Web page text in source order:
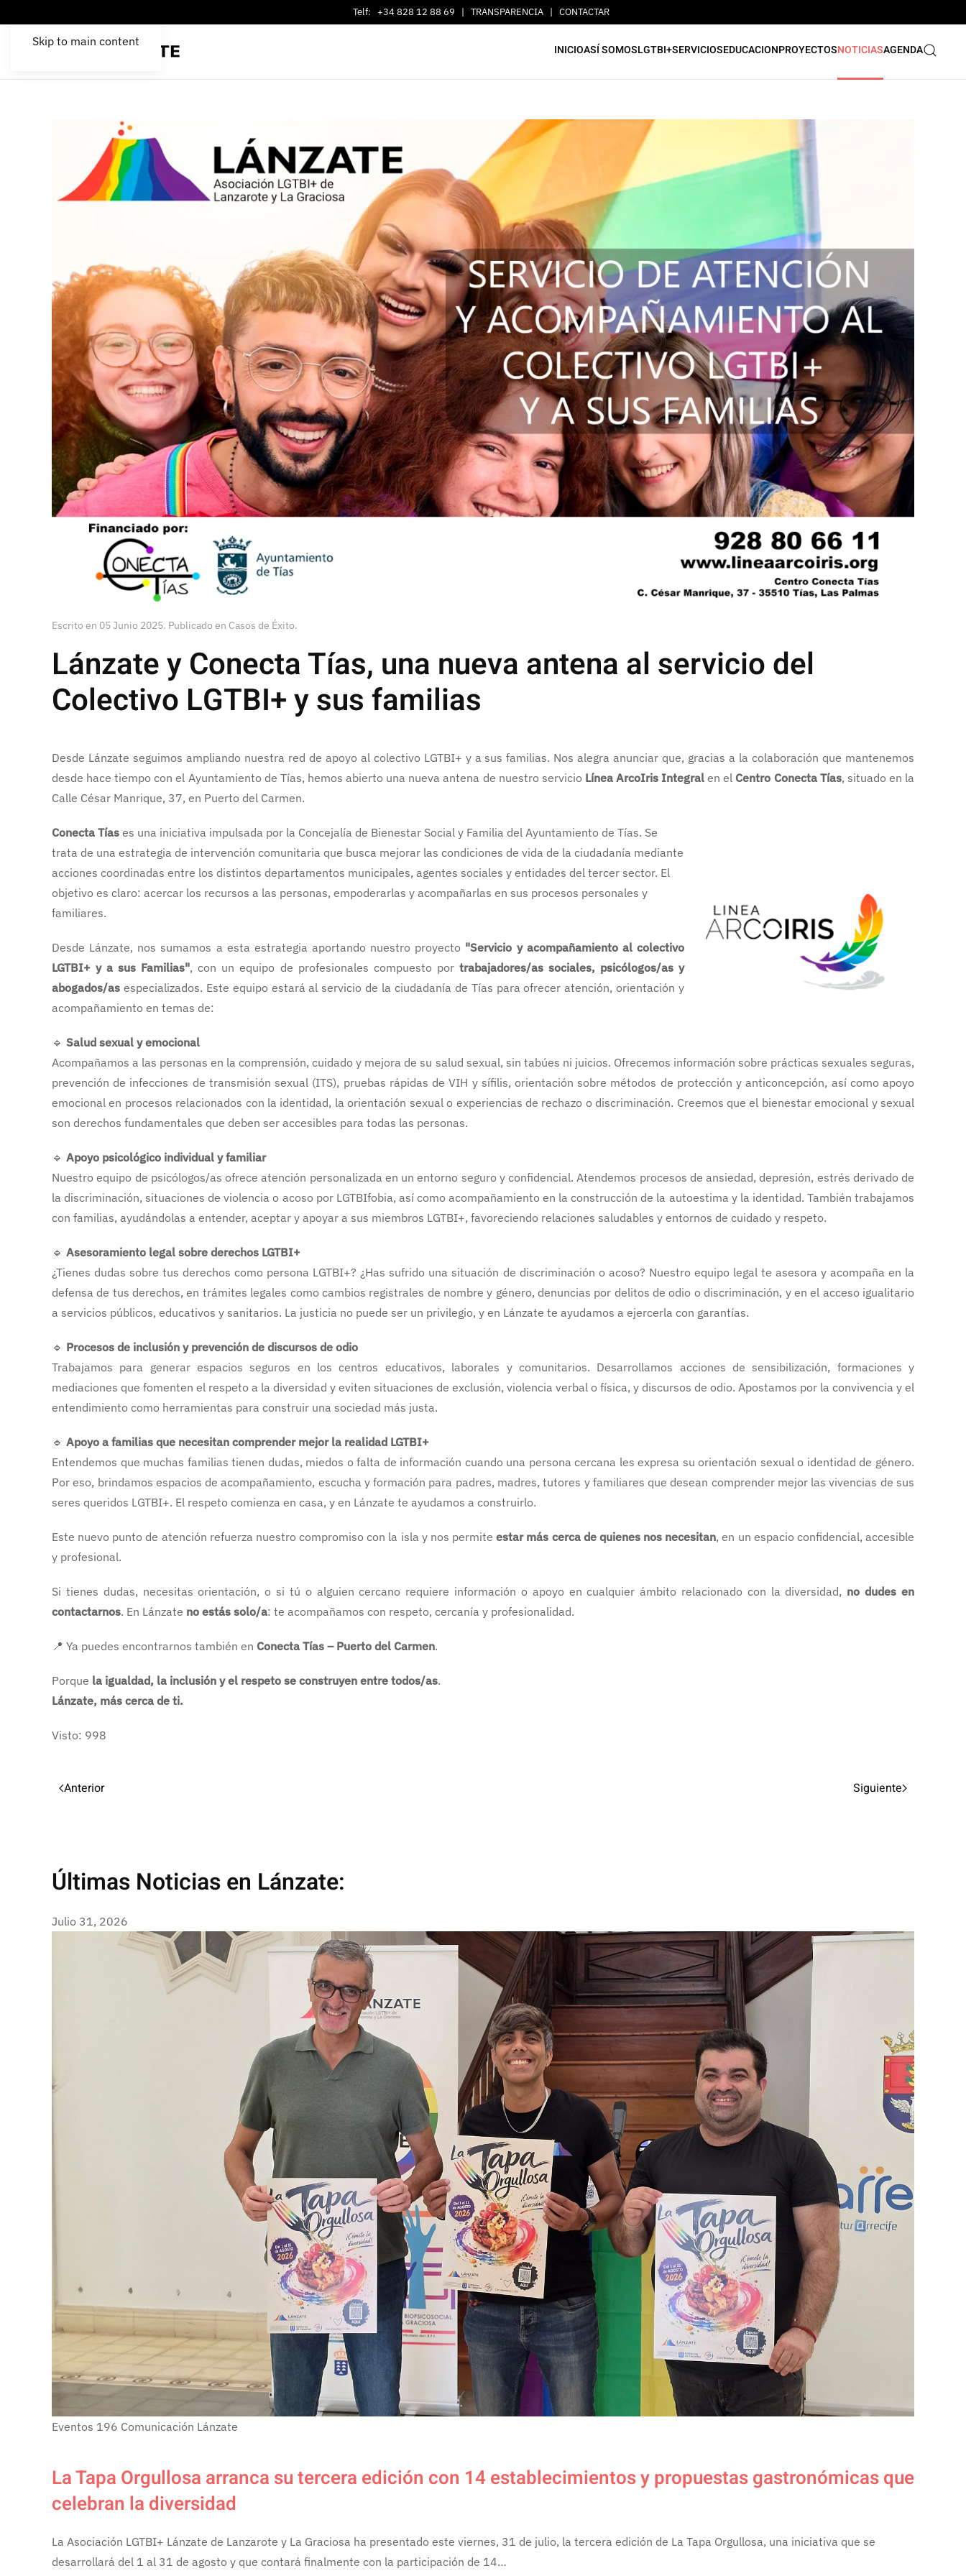
Telf: +34 828 12 88 69 | TRANSPARENCIA | CONTACTAR
Skip to main content
INICIOASÍ SOMOSLGTBI+SERVICIOSEDUCACIONPROYECTOSNOTICIASAGENDA
Escrito en 05 Junio 2025. Publicado en Casos de Éxito.
Lánzate y Conecta Tías, una nueva antena al servicio del
Colectivo LGTBI+ y sus familias
Desde Lánzate seguimos ampliando nuestra red de apoyo al colectivo LGTBI+ y a sus familias. Nos alegra anunciar que, gracias a la colaboración que mantenemos
desde hace tiempo con el Ayuntamiento de Tías, hemos abierto una nueva antena de nuestro servicio Línea ArcoIris Integral en el Centro Conecta Tías, situado en la
Calle César Manrique, 37, en Puerto del Carmen.
Conecta Tías es una iniciativa impulsada por la Concejalía de Bienestar Social y Familia del Ayuntamiento de Tías. Se
trata de una estrategia de intervención comunitaria que busca mejorar las condiciones de vida de la ciudadanía mediante
acciones coordinadas entre los distintos departamentos municipales, agentes sociales y entidades del tercer sector. El
objetivo es claro: acercar los recursos a las personas, empoderarlas y acompañarlas en sus procesos personales y
familiares.
Desde Lánzate, nos sumamos a esta estrategia aportando nuestro proyecto "Servicio y acompañamiento al colectivo
LGTBI+ y a sus Familias", con un equipo de profesionales compuesto por trabajadores/as sociales, psicólogos/as y
abogados/as especializados. Este equipo estará al servicio de la ciudadanía de Tías para ofrecer atención, orientación y
acompañamiento en temas de:
🔹 Salud sexual y emocional
Acompañamos a las personas en la comprensión, cuidado y mejora de su salud sexual, sin tabúes ni juicios. Ofrecemos información sobre prácticas sexuales seguras,
prevención de infecciones de transmisión sexual (ITS), pruebas rápidas de VIH y sífilis, orientación sobre métodos de protección y anticoncepción, así como apoyo
emocional en procesos relacionados con la identidad, la orientación sexual o experiencias de rechazo o discriminación. Creemos que el bienestar emocional y sexual
son derechos fundamentales que deben ser accesibles para todas las personas.
🔹 Apoyo psicológico individual y familiar
Nuestro equipo de psicólogos/as ofrece atención personalizada en un entorno seguro y confidencial. Atendemos procesos de ansiedad, depresión, estrés derivado de
la discriminación, situaciones de violencia o acoso por LGTBIfobia, así como acompañamiento en la construcción de la autoestima y la identidad. También trabajamos
con familias, ayudándolas a entender, aceptar y apoyar a sus miembros LGTBI+, favoreciendo relaciones saludables y entornos de cuidado y respeto.
🔹 Asesoramiento legal sobre derechos LGTBI+
¿Tienes dudas sobre tus derechos como persona LGTBI+? ¿Has sufrido una situación de discriminación o acoso? Nuestro equipo legal te asesora y acompaña en la
defensa de tus derechos, en trámites legales como cambios registrales de nombre y género, denuncias por delitos de odio o discriminación, y en el acceso igualitario
a servicios públicos, educativos y sanitarios. La justicia no puede ser un privilegio, y en Lánzate te ayudamos a ejercerla con garantías.
🔹 Procesos de inclusión y prevención de discursos de odio
Trabajamos para generar espacios seguros en los centros educativos, laborales y comunitarios. Desarrollamos acciones de sensibilización, formaciones y
mediaciones que fomenten el respeto a la diversidad y eviten situaciones de exclusión, violencia verbal o física, y discursos de odio. Apostamos por la convivencia y el
entendimiento como herramientas para construir una sociedad más justa.
🔹 Apoyo a familias que necesitan comprender mejor la realidad LGTBI+
Entendemos que muchas familias tienen dudas, miedos o falta de información cuando una persona cercana les expresa su orientación sexual o identidad de género.
Por eso, brindamos espacios de acompañamiento, escucha y formación para padres, madres, tutores y familiares que desean comprender mejor las vivencias de sus
seres queridos LGTBI+. El respeto comienza en casa, y en Lánzate te ayudamos a construirlo.
Este nuevo punto de atención refuerza nuestro compromiso con la isla y nos permiteestar más cerca de quienes nos necesitan, en un espacio confidencial, accesible
y profesional.
Si tienes dudas, necesitas orientación, o si tú o alguien cercano requiere información o apoyo en cualquier ámbito relacionado con la diversidad, no dudes en
contactarnos. En Lánzate no estás solo/a: te acompañamos con respeto, cercanía y profesionalidad.
📍 Ya puedes encontrarnos también en Conecta Tías – Puerto del Carmen.
Porque la igualdad, la inclusión y el respeto se construyen entre todos/as.
Lánzate, más cerca de ti.
Visto: 998
Anterior Siguiente
Últimas Noticias en Lánzate:
Julio 31, 2026
Eventos 196 Comunicación Lánzate
La Tapa Orgullosa arranca su tercera edición con 14 establecimientos y propuestas gastronómicas que
celebran la diversidad
La Asociación LGTBI+ Lánzate de Lanzarote y La Graciosa ha presentado este viernes, 31 de julio, la tercera edición de La Tapa Orgullosa, una iniciativa que se
desarrollará del 1 al 31 de agosto y que contará finalmente con la participación de 14…